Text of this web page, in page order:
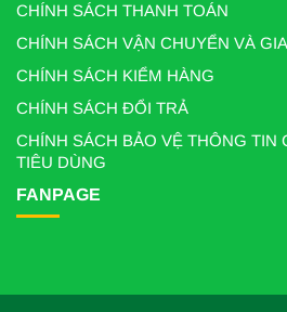
CHÍNH SÁCH THANH TOÁN
CHÍNH SÁCH VẬN CHUYỂN VÀ
CHÍNH SÁCH KIỂM HÀNG
CHÍNH SÁCH ĐỔI TRẢ
CHÍNH SÁCH BẢO VỆ THÔNG TIN
TIÊU DÙNG
FANPAGE